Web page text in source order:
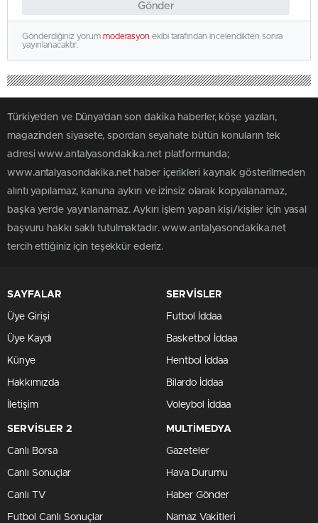
Gönder
Gönderdiğiniz yorum moderasyon ekibi tarafından incelendikten sonra
yayınlanacaktır.
Türkiye'den ve Dünya’dan son dakika haberler, köşe yazıları,
magazinden siyasete, spordan seyahate bütün konuların tek
adresi www.antalyasondakika.net platformunda;
www.antalyasondakika.net haber içerikleri kaynak gösterilmeden
alıntı yapılamaz, kanuna aykırı ve izinsiz olarak kopyalanamaz,
başka yerde yayınlanamaz. Aykırı işlem yapan kişi/kişiler için yasal
başvuru hakkı saklı tutulmaktadır. www.antalyasondakika.net
tercih ettiğiniz için teşekkür ederiz.
SAYFALAR
Üye Girişi
Üye Kaydı
Künye
Hakkımızda
İletişim
SERVİSLER
Futbol İddaa
Basketbol İddaa
Hentbol İddaa
Bilardo İddaa
Voleybol İddaa
SERVİSLER 2
Canlı Borsa
Canlı Sonuçlar
Canlı TV
Futbol Canlı Sonuçlar
MULTİMEDYA
Gazeteler
Hava Durumu
Haber Gönder
Namaz Vakitleri